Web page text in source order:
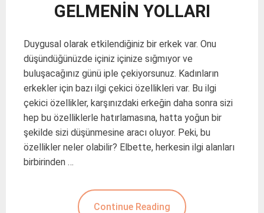
GELMENİN YOLLARI
Duygusal olarak etkilendiğiniz bir erkek var. Onu
düşündüğünüzde içiniz içinize sığmıyor ve
buluşacağınız günü iple çekiyorsunuz. Kadınların
erkekler için bazı ilgi çekici özellikleri var. Bu ilgi
çekici özellikler, karşınızdaki erkeğin daha sonra sizi
hep bu özelliklerle hatırlamasına, hatta yoğun bir
şekilde sizi düşünmesine aracı oluyor. Peki, bu
özellikler neler olabilir? Elbette, herkesin ilgi alanları
birbirinden …
Continue Reading